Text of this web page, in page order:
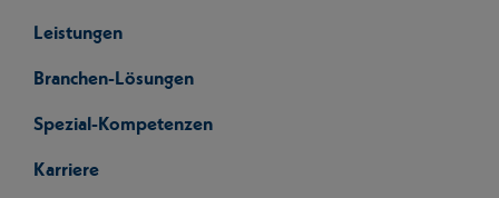
Leistungen
Branchen-Lösungen
Spezial-Kompetenzen
Karriere